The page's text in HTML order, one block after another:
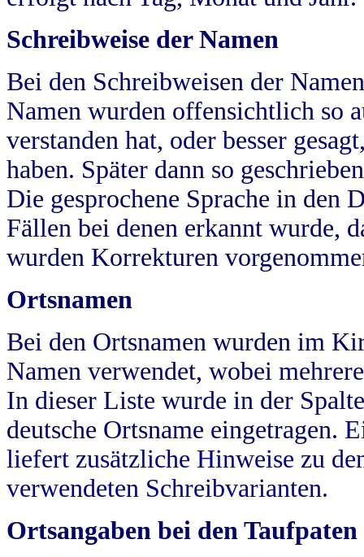
Schreibweise der Namen
Bei den Schreibweisen der
Namen wurden offensichtlich so
verstanden hat, oder besser
haben. Später dann so
Die gesprochene Sprache in
Fällen bei denen erkannt wurde,
wurden Korrekturen
Ortsnamen
Bei den Ortsnamen wurden im
Namen verwendet, wobei
In dieser Liste wurde in der
deutsche Ortsname eingetragen.
liefert zusätzliche Hinweise zu
verwendeten Schreibvarianten.
Ortsangaben bei den Taufpaten